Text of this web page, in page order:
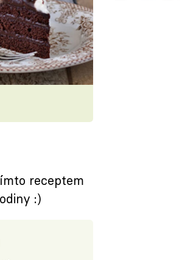
receptem
:)